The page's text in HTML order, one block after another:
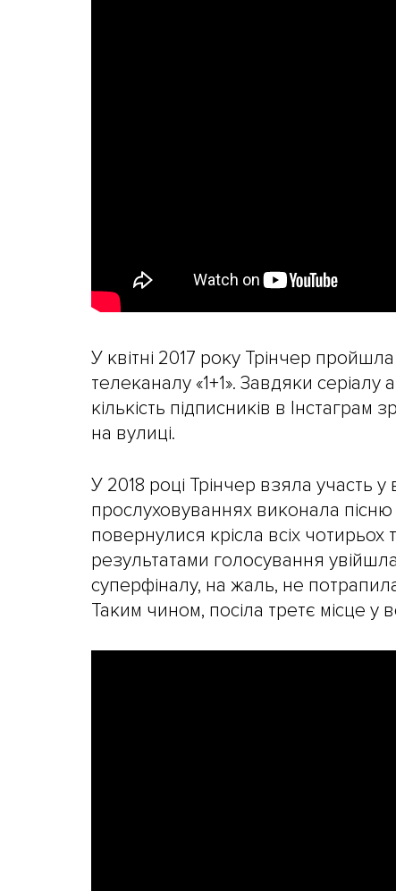
У квітні 2017 року Трінчер
телеканалу «1+1». Завдяки
кількість підписників в Інстаграм
на вулиці.
У 2018 році Трінчер взяла участь у
прослуховуваннях виконала
повернулися крісла всіх
результатами голосування
суперфіналу, на жаль, не
Таким чином, посіла третє місце у